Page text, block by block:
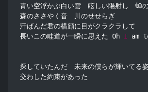
青い空浮かぶ白い雲　眩しい陽射し　蝉
森のささやく音　川のせせらぎ
汗ばんだ君の横顔に目がクラクラして
長いこの畦道が一瞬に思えた Oh I am
探していたんだ　未来の僕らが輝いてる
交わした約束があった